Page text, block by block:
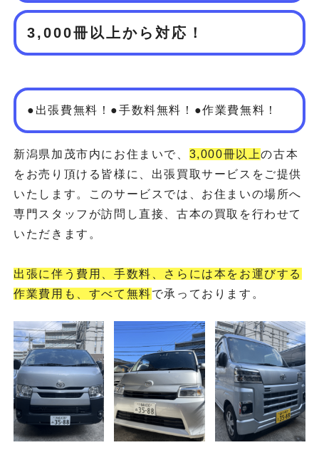
3,000冊以上から対応！
●出張費無料！●手数料無料！●作業費無料！
新潟県加茂市内にお住まいで、 3,000冊以上の古本
をお売り頂ける皆様に、出張買取サービスをご提供
いたします。このサービスでは、お住まいの場所へ
専門スタッフが訪問し直接、古本の買取を行わせて
いただきます。
出張に伴う費用、手数料、さらには本をお運びする
作業費用も、すべて無料で承っております。